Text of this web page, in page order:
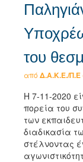
του
από Δ.Α.Κ.Ε./Π.Ε
Η 7-11-2020
πορεία του
των
διαδικασία
στέλνοντας